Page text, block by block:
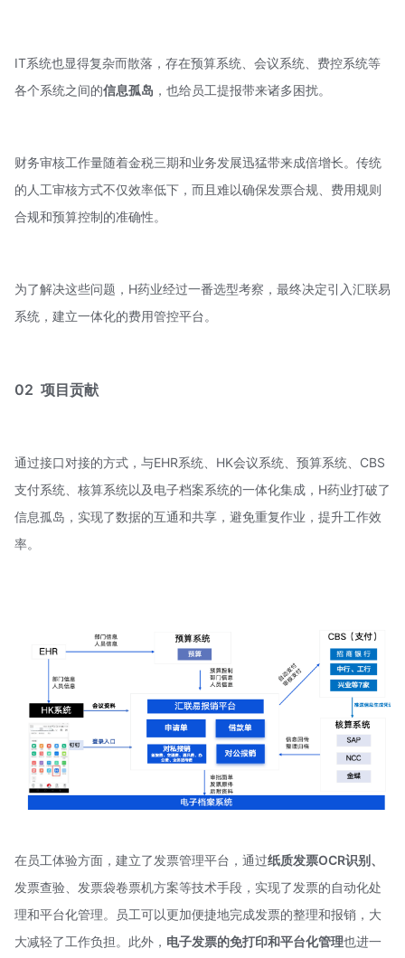
IT系统也显得复杂而散落，存在预算系统、会议系统、费控系统等
各个系统之间的信息孤岛 ，也给员工提报带来诸多困扰。
财务审核工作量随着金税三期和业务发展迅猛带来成倍增长。传统
的人工审核方式不仅效率低下，而且难以确保发票合规、费用规则
合规和预算控制的准确性。
为了解决这些问题，H药业经过一番选型考察，最终决定引入汇联易
系统，建立一体化的费用管控平台。
02 项目贡献
通过接口对接的方式，与EHR系统、HK会议系统、预算系统、CBS
支付系统、核算系统以及电子档案系统的一体化集成，H药业打破了
信息孤岛，实现了数据的互通和共享，避免重复作业，提升工作效
率。
在员工体验方面，建立了发票管理平台，通过纸质发票OCR识别、
发票查验、发票袋卷票机方案等技术手段，实现了发票的自动化处
理和平台化管理。员工可以更加便捷地完成发票的整理和报销，大
大减轻了工作负担。此外， 电子发票的免打印和平台化管理也进一